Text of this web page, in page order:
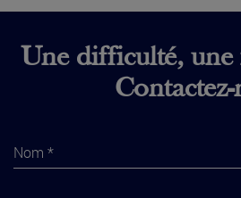
Une difficulté, une